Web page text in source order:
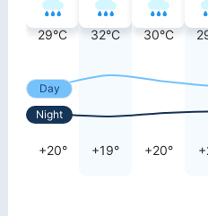
29°C
+20°
32°C
+19°
30°C
+20°
Day
Night